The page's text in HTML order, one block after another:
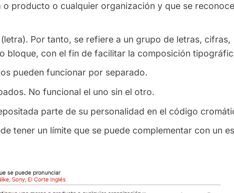
o producto o cualquier organización y que se
Por tanto, se refiere a un grupo de letras, cifras,
bloque, con el fin de facilitar la composición
pueden funcionar por separado.
No funcional el uno sin el otro.
parte de su personalidad en el código
tener un límite que se puede complementar con un